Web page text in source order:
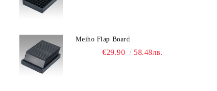
Meiho Flap Board
€29.90 58.48лв.